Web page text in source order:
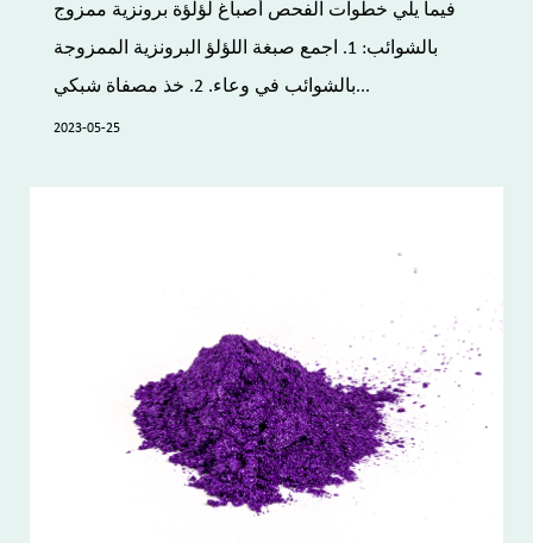
فيما يلي خطوات الفحص أصباغ لؤلؤة برونزية ممزوج
بالشوائب: 1. اجمع صبغة اللؤلؤ البرونزية الممزوجة
بالشوائب في وعاء. 2. خذ مصفاة شبكي...
2023-05-25